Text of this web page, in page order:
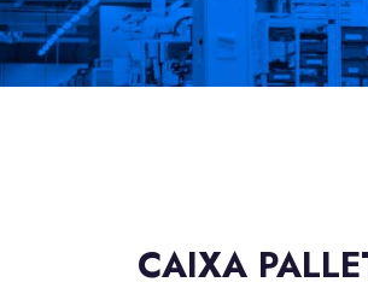
CAIXA